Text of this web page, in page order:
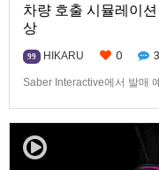
차량 호출 시뮬레이
상
99 HIKARU 0 3
Saber Interactive에서 발매
을 운영하는 드라이버가 되